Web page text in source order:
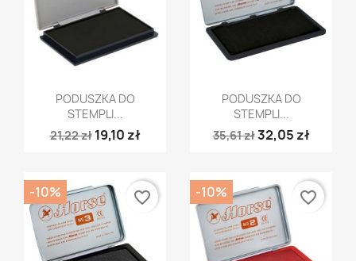
Szybki podgląd
PODUSZKA DO
STEMPLI...
21,22 zł 19,10 zł
Szybki podgląd
PODUSZKA DO
STEMPLI...
35,61 zł32,05 zł
-10% favorite_border -10% favorite_border